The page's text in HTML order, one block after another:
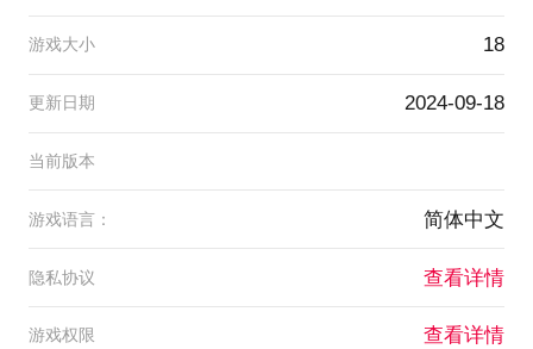
游戏大小 18
更新日期 2024-09-18
当前版本
游戏语言： 简体中文
隐私协议 查看详情
游戏权限 查看详情